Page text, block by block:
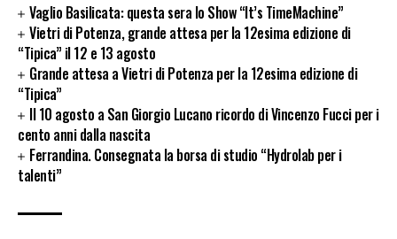
Vaglio Basilicata: questa sera lo Show “It’s TimeMachine”
Vietri di Potenza, grande attesa per la 12esima edizione di
“Tipica” il 12 e 13 agosto
Grande attesa a Vietri di Potenza per la 12esima edizione di
“Tipica”
Il 10 agosto a San Giorgio Lucano ricordo di Vincenzo Fucci per i
cento anni dalla nascita
Ferrandina. Consegnata la borsa di studio “Hydrolab per i
talenti”